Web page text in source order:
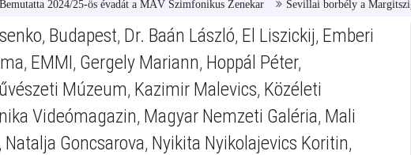
2024/25-ös évadát a MÁV Szimfonikus Zenekar Sevillai borbély a Margitszigeten
, Budapest, Dr. Baán László, El Liszickij, Emberi
, EMMI, Gergely Mariann, Hoppál Péter,
Múzeum, Kazimir Malevics, Közéleti
Videómagazin, Magyar Nemzeti Galéria, Mali
Natalja Goncsarova, Nyikita Nyikolajevics Koritin,